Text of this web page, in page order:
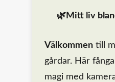
🌿Mitt liv
Välkommen till
gårdar. Här
magi med